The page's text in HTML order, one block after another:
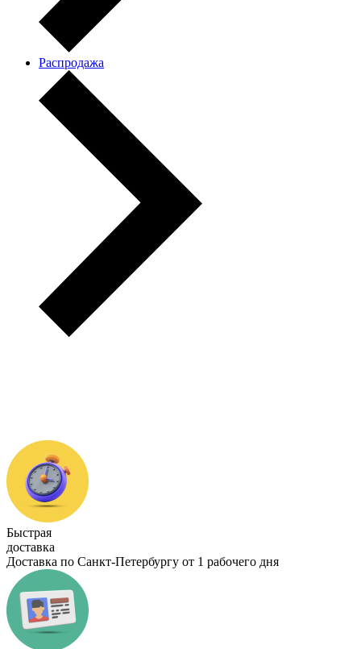
Распродажа
Быстрая
доставка
Доставка по Санкт-Петербургу от 1 рабочего дня